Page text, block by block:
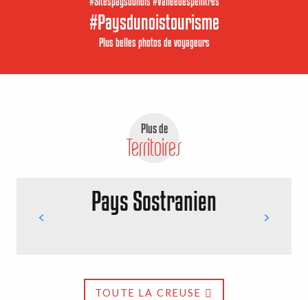
#Paysdunoistourisme
Plus belles photos de voyageurs
Plus de
Territoires
Pays Sostranien
TOUTE LA CREUSE